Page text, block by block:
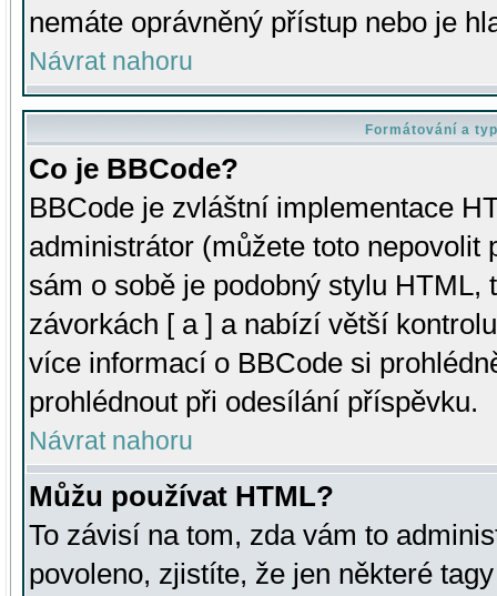
nemáte oprávněný přístup nebo je
Návrat nahoru
Formátování a
Co je BBCode?
BBCode je zvláštní implementace
administrátor (můžete toto
sám o sobě je podobný stylu HTML,
závorkách [ a ] a nabízí větší
více informací o BBCode si
prohlédnout při odesílání příspěvku.
Návrat nahoru
Můžu používat HTML?
To závisí na tom, zda vám to
povoleno, zjistíte, že jen některé